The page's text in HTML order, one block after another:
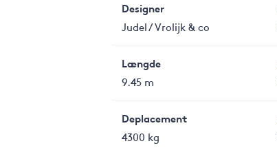
Designer
Judel / Vrolijk & co
Længde
9.45 m
Deplacement
4300 kg